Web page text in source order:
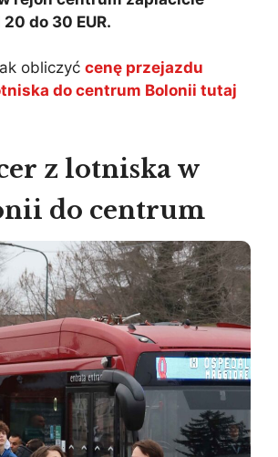
do 30 EUR.
obliczyć cenę przejazdu
do centrum Bolonii tutaj
z lotniska w
do centrum